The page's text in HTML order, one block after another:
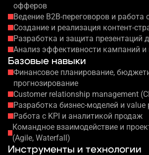
офферов
Ведение B2B-переговоров и работа
Создание и реализация контент-
Разработка и защита презентаций
Анализ эффективности кампаний и
Базовые навыки
Финансовое планирование,
прогнозирование
Customer relationship management
Разработка бизнес-моделей и value
Работа с KPI и аналитикой продаж
Командное взаимодействие и
(Agile, Waterfall)
Инструменты и технологии